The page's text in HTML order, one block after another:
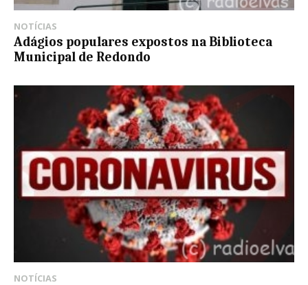
NOTÍCIAS
Adágios populares expostos na Biblioteca
Municipal de Redondo
NOTÍCIAS